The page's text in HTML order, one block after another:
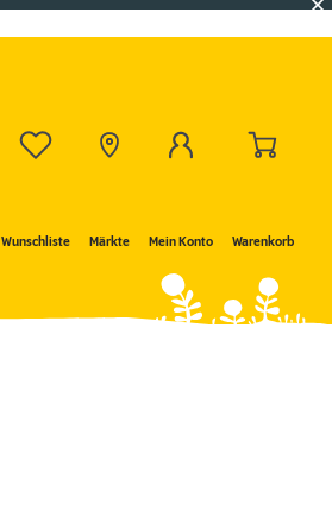
Wunschliste Märkte Mein Konto Warenkorb